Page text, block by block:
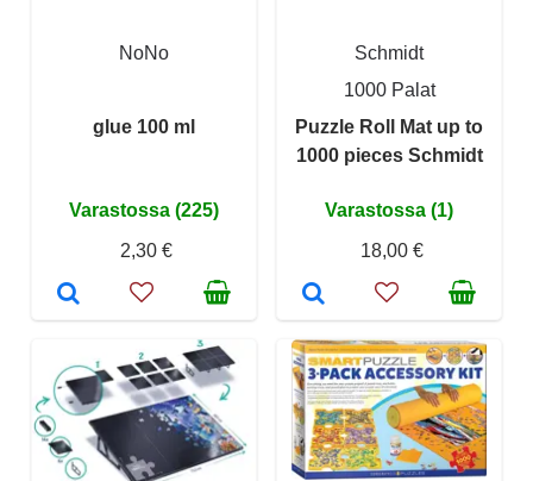
NoNo
glue 100 ml
Varastossa (225)
2,30 €
Schmidt
1000 Palat
Puzzle Roll Mat up to
1000 pieces Schmidt
Varastossa (1)
18,00 €